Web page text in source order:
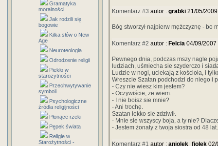
Gramatyka
moralności
Jak rodzili się
bogowie
Kilka słów o New
Age
Neuroteologia
Odrodzenie religii
Piekło w
starożytności
Przechwytywanie
symboli
Psychologiczne
źródła religijności
Płonące rzeki
Pępek świata
Religie w
Starożytności -
Komentarz #3 autor : grabki 21/05/
Bóg stworzył najpierw mężczyznę - bo
Komentarz #2 autor : Felcia 04/09/2007
Pewnego dnia, podczas mszy nagle
ludziach, uśmiecha sie szyderczo i
Ludzie w nogi, uciekają z kościoła, i
Wreszcie Szatan podchodzi do niego i
- Czy nie wiesz kim jestem?
- Oczywiście, ze wiem.
- I nie boisz sie mnie?
- Ani trochę.
Szatan lekko sie zdziwił.
- Mnie sie wszyscy boja, a ty nie?
- Jestem żonaty z twoja siostra od 48 lat.
Komentarz #1 autor : aniolek_fiolek 02/